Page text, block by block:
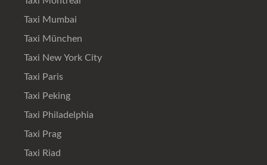
Taxi Mumbai
Taxi München
Taxi New York City
Taxi Paris
Taxi Peking
Taxi Philadelphia
Taxi Prag
Taxi Riad